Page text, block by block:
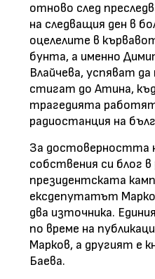
отново след
на следващия ден в
оцелелите в
бунта, а именно
Влайчева, успяват
стигат до Атина,
трагедията
радиостанция на
За достоверността
собствения си блог в
президентската
ексдепутатът
два източника.
по време на
Марков, а другият е
Баева.